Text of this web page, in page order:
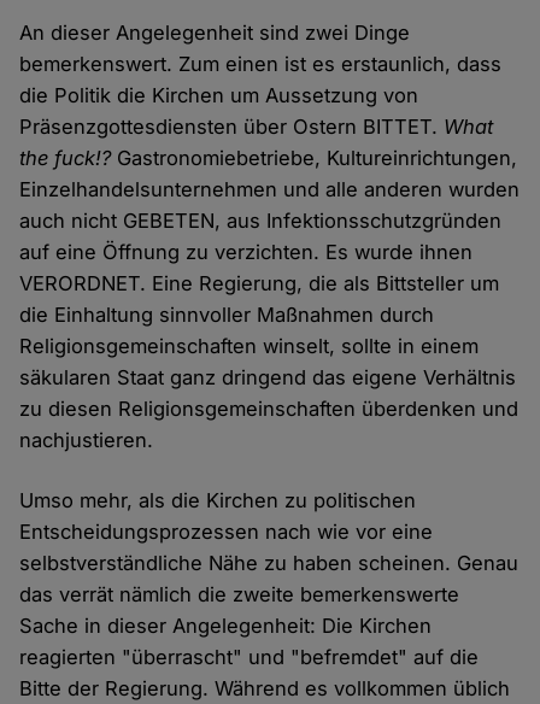
An dieser Angelegenheit sind zwei Dinge
bemerkenswert. Zum einen ist es erstaunlich, dass
die Politik die Kirchen um Aussetzung von
Präsenzgottesdiensten über Ostern BITTET. What
the fuck!? Gastronomiebetriebe, Kultureinrichtungen,
Einzelhandelsunternehmen und alle anderen wurden
auch nicht GEBETEN, aus Infektionsschutzgründen
auf eine Öffnung zu verzichten. Es wurde ihnen
VERORDNET. Eine Regierung, die als Bittsteller um
die Einhaltung sinnvoller Maßnahmen durch
Religionsgemeinschaften winselt, sollte in einem
säkularen Staat ganz dringend das eigene Verhältnis
zu diesen Religionsgemeinschaften überdenken und
nachjustieren.
Umso mehr, als die Kirchen zu politischen
Entscheidungsprozessen nach wie vor eine
selbstverständliche Nähe zu haben scheinen. Genau
das verrät nämlich die zweite bemerkenswerte
Sache in dieser Angelegenheit: Die Kirchen
reagierten "überrascht" und "befremdet" auf die
Bitte der Regierung. Während es vollkommen üblich